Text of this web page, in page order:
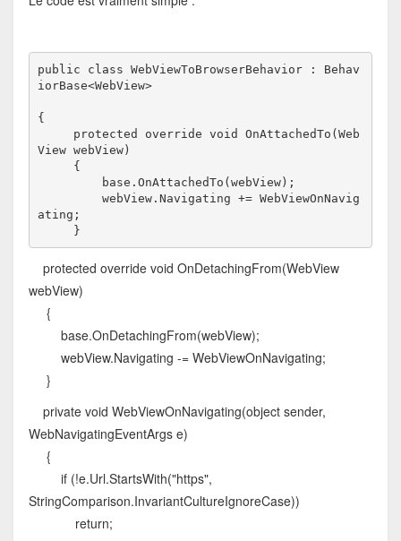
public class WebViewToBrowserBehavior : Behav
iorBase<WebView>
{
protected override void OnAttachedTo(Web
View webView)
{
base.OnAttachedTo(webView);
webView.Navigating += WebViewOnNavig
ating;
}
protected override void OnDetachingFrom(WebView
webView)
{
base.OnDetachingFrom(webView);
webView.Navigating -= WebViewOnNavigating;
}
private void WebViewOnNavigating(object sender,
WebNavigatingEventArgs e)
{
if (!e.Url.StartsWith("https",
StringComparison.InvariantCultureIgnoreCase))
return;